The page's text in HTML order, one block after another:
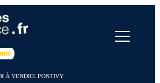
À VENDRE PONTIVY